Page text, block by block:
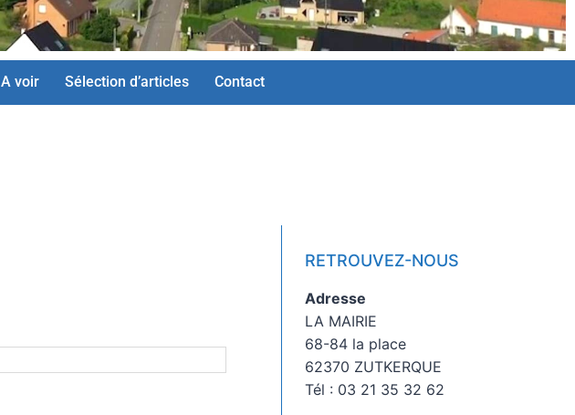
A voir Sélection d’articles Contact
RETROUVEZ-NOUS
Adresse
LA MAIRIE
68-84 la place
62370 ZUTKERQUE
Tél : 03 21 35 32 62